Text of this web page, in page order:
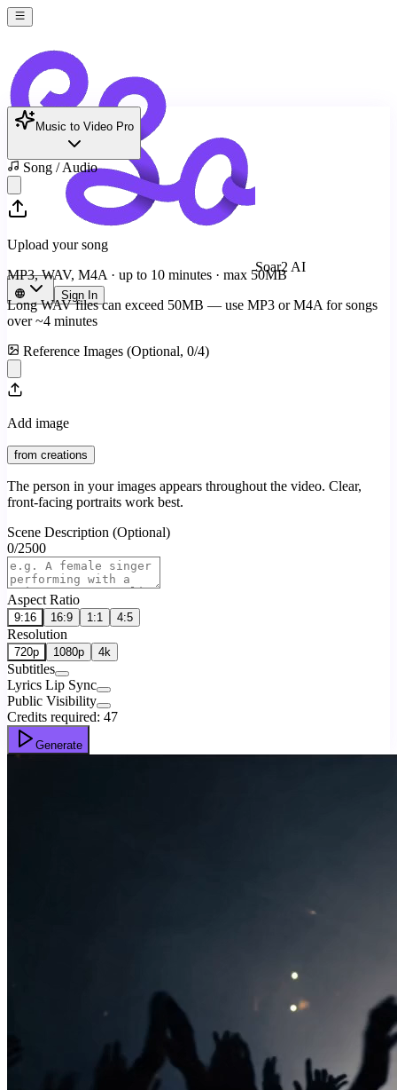
Soar2 AI
Sign In
Music to Video Pro
Song / Audio
Upload your song
MP3, WAV, M4A · up to 10 minutes · max 50MB
Long WAV files can exceed 50MB — use MP3 or M4A for songs
over ~4 minutes
Reference Images (Optional, 0/4)
Add image
from creations
The person in your images appears throughout the video. Clear,
front-facing portraits work best.
Scene Description (Optional)
0/2500
Aspect Ratio
9:16 16:9 1:1 4:5
Resolution
720p 1080p 4k
Subtitles
Lyrics Lip Sync
Public Visibility
Credits required: 47
Generate